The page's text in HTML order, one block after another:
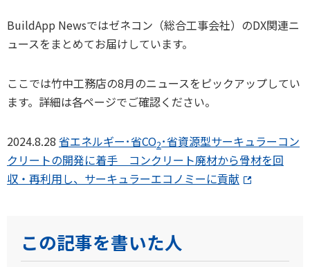
BuildApp Newsではゼネコン（総合工事会社）のDX関連ニ
ュースをまとめてお届けしています。
ここでは竹中工務店の8月のニュースをピックアップしてい
ます。詳細は各ページでご確認ください。
2024.8.28 省エネルギー･省CO2･省資源型サーキュラーコン
クリートの開発に着手 コンクリート廃材から骨材を回
収・再利用し、サーキュラーエコノミーに貢献
この記事を書いた人